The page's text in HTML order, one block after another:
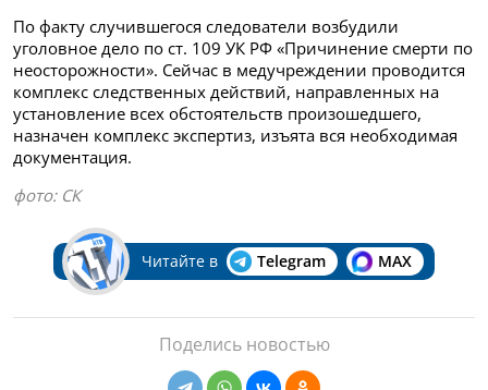
По факту случившегося следователи возбудили
уголовное дело по ст. 109 УК РФ «Причинение смерти по
неосторожности». Сейчас в медучреждении проводится
комплекс следственных действий, направленных на
установление всех обстоятельств произошедшего,
назначен комплекс экспертиз, изъята вся необходимая
документация.
фото: СК
Читайте в Telegram MAX
Поделись новостью